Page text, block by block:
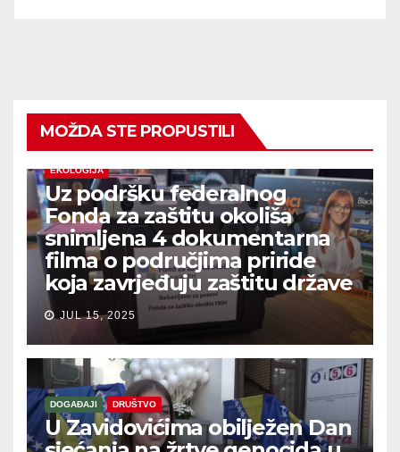
MOŽDA STE PROPUSTILI
EKOLOGIJA
Uz podršku federalnog
Fonda za zaštitu okoliša
snimljena 4 dokumentarna
filma o područjima priride
koja zavrjeđuju zaštitu države
JUL 15, 2025
DOGAĐAJI DRUŠTVO
U Zavidovićima obilježen Dan